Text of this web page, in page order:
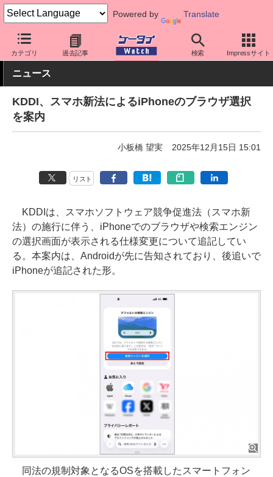
Powered by Translate
カテゴリ 過去記事 検索 Impressサイト
ケータイ Watch キャリア au ソフト更新
ニュース
KDDI、スマホ新法によるiPhoneのブラウザ選択
を案内
小板橋 望実 2025年12月15日 15:01
リスト
KDDIは、スマホソフトウェア競争促進法（スマホ新
法）の施行に伴う、iPhoneでのブラウザや検索エンジン
の選択画面が表示される仕様変更について追記してい
る。本案内は、Androidが先に告知されており、後追いで
iPhoneが追記された形。
同法の規制対象となるOSを搭載したスマートフォン